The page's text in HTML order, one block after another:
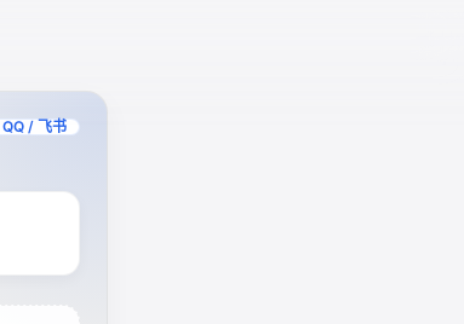
QQ / 飞书